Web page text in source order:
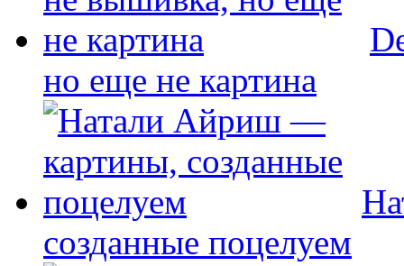
но еще не картина
созданные поцелуем